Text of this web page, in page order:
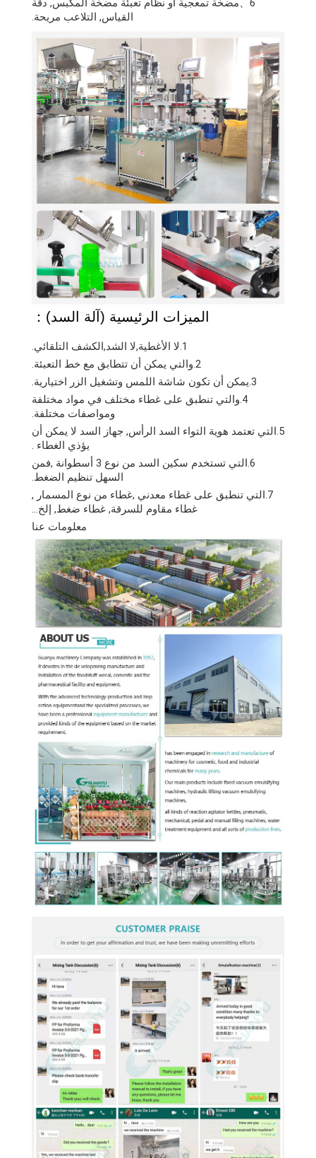
6、مضخة تمعجية أو نظام تعبئة مضخة المكبس, دقة
القياس, التلاعب مريحة.
الميزات الرئيسية (آلة السد)：
4.والتي تنطبق على غطاء مختلف في مواد مختلفة
ومواصفات مختلفة.
5.التي تعتمد هوية التواء السد الرأس, جهاز السد لا يمكن أن
يؤذي الغطاء .
6.التي تستخدم سكين السد من نوع 3 أسطوانة ,فمن
السهل تنظيم الضغط.
7.التي تنطبق على غطاء معدني ,غطاء من نوع المسمار ,
غطاء مقاوم للسرقة, غطاء ضغط, إلخ…
معلومات عنا